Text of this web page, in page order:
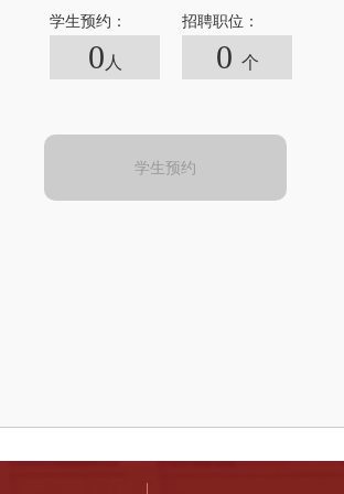
学生预约：
0 人
招聘职位：
0 个
学生预约